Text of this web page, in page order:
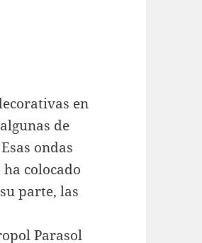
en
de
ondas
colocado
parte, las
Parasol